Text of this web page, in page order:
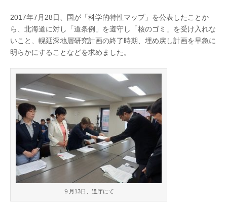
ッ
ト
ワ
ー
ク
北
海
道
海
道
を
「核
の
ミ」
の
終
処
分
地
に
し
な
い！
は
2017年7月28日、国が「科学的特性マップ」を公表したことか
ら、北海道に対し「道条例」を遵守し「核のゴミ」を受け入れな
いこと、幌延深地層研究計画の終了時期、埋め戻し計画を早急に
明らかにすることなどを求めました。
９月13日、道庁にて